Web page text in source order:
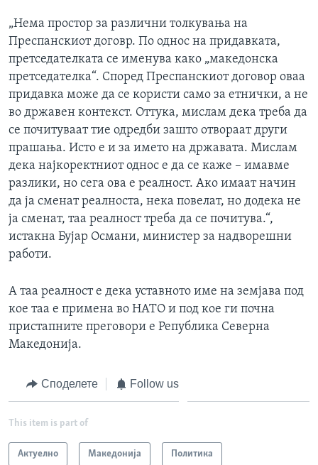
„Нема простор за различни толкувања на
Преспанскиот договр. По однос на придавката,
претседателката се именува како „македонска
претседателка“. Според Преспанскиот договор оваа
придавка може да се користи само за етнички, а не
во државен контекст. Оттука, мислам дека треба да
се почитуваат тие одредби зашто отвораат други
прашања. Исто е и за името на државата. Мислам
дека најкоректниот однос е да се каже – имавме
разлики, но сега ова е реалност. Ако имаат начин
да ја сменат реалноста, нека повелат, но додека не
ја сменат, таа реалност треба да се почитува.“,
истакна Бујар Османи, министер за надворешни
работи.
А таа реалност е дека уставното име на земјава под
кое таа е примена во НАТО и под кое ги почна
пристапните преговори е Република Северна
Македонија.
Споделете Follow us
This item is part of
Актуелно Македонија Политика